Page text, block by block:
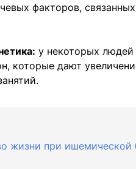
факторов,
у некоторых
которые дают
жизни при ишемической